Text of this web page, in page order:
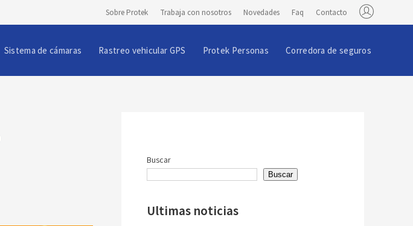
Sobre Protek Trabaja con nosotros Novedades Faq Contacto
Sistema de cámaras Rastreo vehicular GPS Protek Personas Corredora de seguros
Buscar
Buscar
Ultimas noticias